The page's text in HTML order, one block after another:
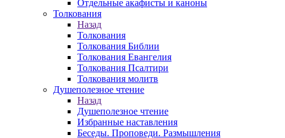
Отдельные акафисты и каноны
Толкования
Назад
Толкования
Толкования Библии
Толкования Евангелия
Толкования Псалтири
Толкования молитв
Душеполезное чтение
Назад
Душеполезное чтение
Избранные наставления
Беседы. Проповеди. Размышления